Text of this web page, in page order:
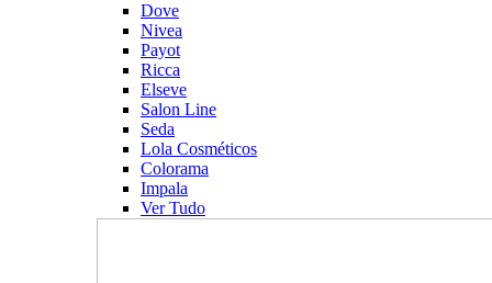
Dove
Nivea
Payot
Ricca
Elseve
Salon Line
Seda
Lola Cosméticos
Colorama
Impala
Ver Tudo